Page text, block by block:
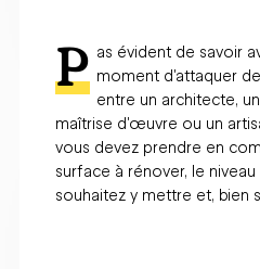
P as évident de savoir
moment d'attaquer
entre un architecte,
maîtrise d'œuvre ou un
vous devez prendre en
surface à rénover, le
souhaitez y mettre et, bien